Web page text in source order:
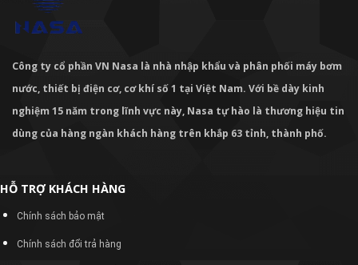
Công ty cổ phần VN Nasa là nhà nhập khẩu và phân phối máy bơm
nước, thiết bị điện cơ, cơ khí số 1 tại Việt Nam. Với bề dày kinh
nghiệm 15 năm trong lĩnh vực này, Nasa tự hào là thương hiệu tin
dùng của hàng ngàn khách hàng trên khắp 63 tỉnh, thành phố.
HỖ TRỢ KHÁCH HÀNG
Chính sách bảo mật
Chính sách đổi trả hàng